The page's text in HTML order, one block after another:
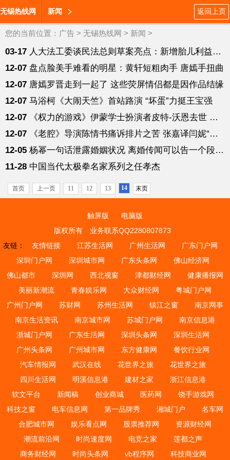
无锡热线网 新闻 返回上页
您的当前位置： 广告 > 无锡热线网 > 新闻 >
03-17 人大法工委谈民法总则草案亮点：新增胎儿利益保护规定等
12-07 盘点脸美手难看的明星：黄轩短粗肉手 唐嫣手扭曲
12-07 唐嫣罗晋走到一起了 这些荧屏情侣都是因作品结缘
12-07 马浴柯《大闹天竺》首站路演 “坏蛋”力挺王宝强
12-07
《权力的游戏》伊蒙学士扮演者皮特-沃恩去世 享年93岁
12-07
《老腔》导演陈情书痛诉排片之苦 张嘉译闫妮“发声”助力
12-05 杨幂一句话泄露婚姻状况 离婚传闻可以告一个段落了
11-28 中国当代太极拳名家系列之任孝杰
首页 上一页 11 12 13 14 末页
触屏版
电脑版
版权所有
业务联系QQ2280807873
友链：
友情链接 江苏生活网 广州生活网
广东门户网
深圳门户网
深圳城市网 广东头条网
佛山经济网
佛山都市
深圳网 西北视窗 津都财经网
健康播报网
美丽新潮流
青春娱乐网 大众财经网
粤城门户网
广州门户网
苏财网 苏州生活网 镇江之窗
南京网事
南京生活资讯
南京城市网 苏城门户网
南京信息港
浙城门户网
广东生活网 深圳头条网
深圳生活网
广州头条网
广州城市网 东方健康网
餐饮行业网
汽车情报网
武汉在线 花世界之旅
花世界之旅
四川生活网
明溪信息港 建材之家
浙江信息港
软文平台
新闻稿 创业商城 医药网
饶手游戏网
科技之窗
电车信息网 第一品牌秀 湘城门户
名车网
合肥城市网
娱乐看点网 股票推荐网
资源财经网
潮流前沿网
时尚速度网 电竞之家
莲都之声
商务财经网
时尚头条网 vb程序网 科技商业网